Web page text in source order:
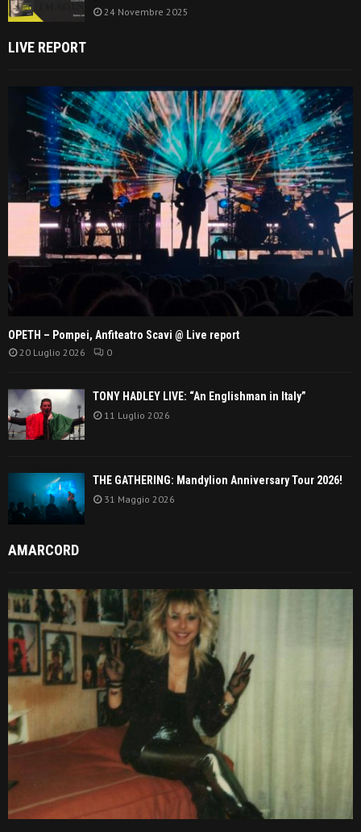
24 Novembre 2025
LIVE REPORT
OPETH – Pompei, Anfiteatro Scavi @ Live report
20 Luglio 2026 0
TONY HADLEY LIVE: “An Englishman in Italy”
11 Luglio 2026
THE GATHERING: Mandylion Anniversary Tour 2026!
31 Maggio 2026
AMARCORD